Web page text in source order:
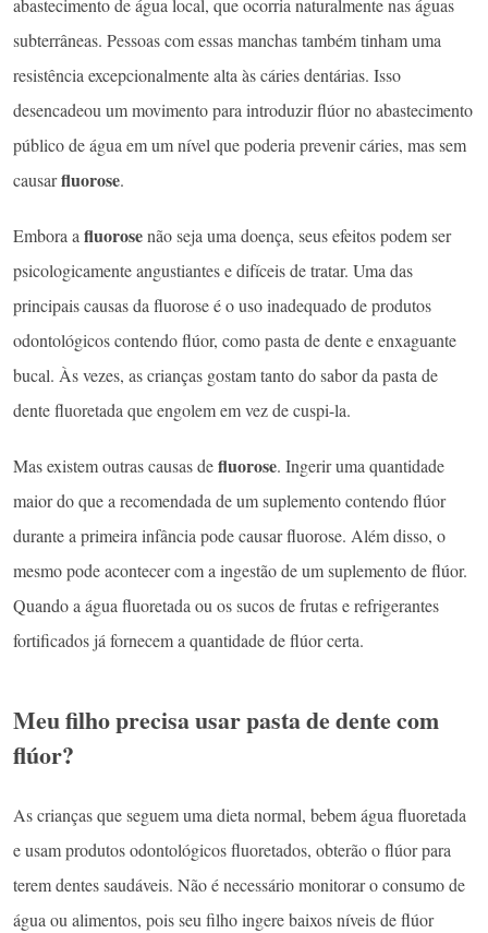
abastecimento de água local, que ocorria naturalmente nas águas
subterrâneas. Pessoas com essas manchas também tinham uma
resistência excepcionalmente alta às cáries dentárias. Isso
desencadeou um movimento para introduzir flúor no abastecimento
público de água em um nível que poderia prevenir cáries, mas sem
causarfluorose.
Embora a fluorosenão seja uma doença, seus efeitos podem ser
psicologicamente angustiantes e difíceis de tratar. Uma das
principais causas da fluorose é o uso inadequado de produtos
odontológicos contendo flúor, como pasta de dente e enxaguante
bucal. Às vezes, as crianças gostam tanto do sabor da pasta de
dente fluoretada que engolem em vez de cuspi-la.
Mas existem outras causas defluorose. Ingerir uma quantidade
maior do que a recomendada de um suplemento contendo flúor
durante a primeira infância pode causar fluorose. Além disso, o
mesmo pode acontecer com a ingestão de um suplemento de flúor.
Quando a água fluoretada ou os sucos de frutas e refrigerantes
fortificados já fornecem a quantidade de flúor certa.
Meu filho precisa usar pasta de dente com
flúor?
As crianças que seguem uma dieta normal, bebem água fluoretada
e usam produtos odontológicos fluoretados, obterão o flúor para
terem dentes saudáveis. Não é necessário monitorar o consumo de
água ou alimentos, pois seu filho ingere baixos níveis de flúor